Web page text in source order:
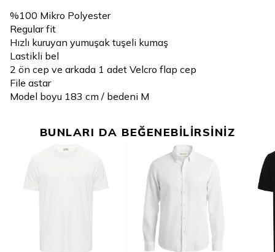
%100 Mikro Polyester
Regular fit
Hızlı kuruyan yumuşak tuşeli kumaş
Lastikli bel
2 ön cep ve arkada 1 adet Velcro flap cep
File astar
Model boyu 183 cm / bedeni M
BUNLARI DA BEĞENEBİLİRSİNİZ